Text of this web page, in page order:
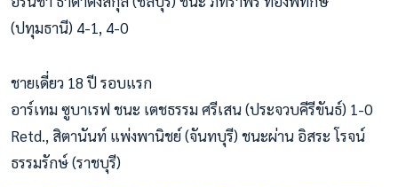
(ปทุมธานี) 4-1, 4-0
ชายเดี่ยว 18 ปี รอบแรก
อาร์เทม ซูบาเรฟ ชนะ เตชธรรม ศรีเสน (ประจวบคีรีขันธ์) 1-0
Retd., สิตานันท์ แพ่งพานิชย์ (จันทบุรี) ชนะผ่าน อิสระ โรจน์
ธรรมรักษ์ (ราชบุรี)